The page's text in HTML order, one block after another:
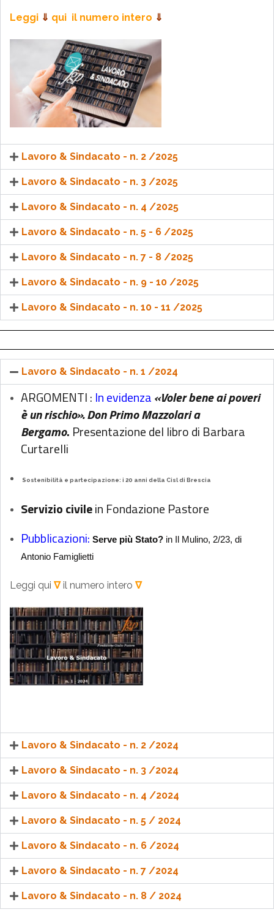
Leggi ⇓ qui il numero intero ⇓
Lavoro & Sindacato - n. 2 /2025
Lavoro & Sindacato - n. 3 /2025
Lavoro & Sindacato - n. 4 /2025
Lavoro & Sindacato - n. 5 - 6 /2025
Lavoro & Sindacato - n. 7 - 8 /2025
Lavoro & Sindacato - n. 9 - 10 /2025
Lavoro & Sindacato - n. 10 - 11 /2025
Lavoro & Sindacato - n. 1 /2024
ARGOMENTI : In evidenza«Voler bene ai poveri
è un rischio». Don Primo Mazzolari a
Bergamo. Presentazione del libro di Barbara
Curtarelli
Sostenibilità e partecipazione: i 20 anni della Cisl di Brescia
Servizio civilein Fondazione Pastore
Pubblicazioni: Serve più Stato? in Il Mulino, 2/23, di
Antonio Famiglietti
Leggi qui ∇il numero intero ∇
Lavoro & Sindacato - n. 2 /2024
Lavoro & Sindacato - n. 3 /2024
Lavoro & Sindacato - n. 4 /2024
Lavoro & Sindacato - n. 5 / 2024
Lavoro & Sindacato - n. 6 /2024
Lavoro & Sindacato - n. 7 /2024
Lavoro & Sindacato - n. 8 / 2024